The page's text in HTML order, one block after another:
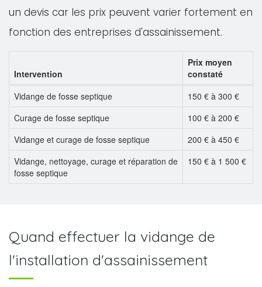
un devis car les prix peuvent varier fortement en
fonction des entreprises d'assainissement.
Intervention
Prix moyen
constaté
Vidange de fosse septique
150 € à 300 €
Curage de fosse septique
100 € à 200 €
Vidange et curage de fosse septique
200 € à 450 €
Vidange, nettoyage, curage et réparation de
fosse septique
150 € à 1 500 €
Quand effectuer la vidange de
l'installation d'assainissement